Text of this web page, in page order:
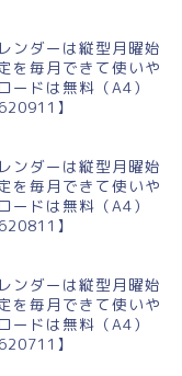
ンダーは縦型月曜始
を毎月できて使いや
ードは無料（A4）
】
ンダーは縦型月曜始
を毎月できて使いや
ードは無料（A4）
】
ンダーは縦型月曜始
を毎月できて使いや
ードは無料（A4）
】